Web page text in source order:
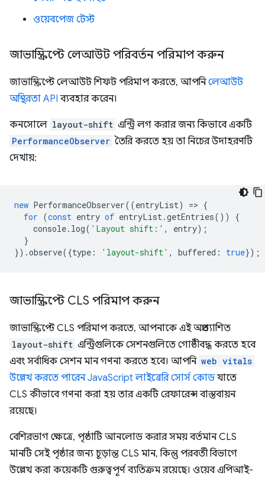
ওয়েবপেজ টেস্ট
জাভাস্ক্রিপ্টে লেআউট পরিবর্তন পরিমাপ করুন
জাভাস্ক্রিপ্টে লেআউট শিফট পরিমাপ করতে, আপনিলেআউট
অস্থিরতা API ব্যবহার করেন।
কনসোলে layout-shift এন্ট্রি লগ করার জন্য কিভাবে একটি
PerformanceObserver তৈরি করতে হয় তা নিচের উদাহরণটি
দেখায়:
new PerformanceObserver((entryList) => {
for (const entry of entryList.getEntries())
{
console. log( 'Layout shift:' , entry);
}
}).observe({type : 'layout-shift' , buffered : true});
জাভাস্ক্রিপ্টে CLS পরিমাপ করুন
জাভাস্ক্রিপ্টে CLS পরিমাপ করতে, আপনাকে এই অপ্রত্যাশিত
layout-shift এন্ট্রিগুলিকে সেশনগুলিতে গোষ্ঠীবদ্ধ করতে হবে
এবং সর্বাধিক সেশন মান গণনা করতে হবে। আপনি web vitals
উল্লেখ করতে পারেন JavaScript লাইব্রেরি সোর্স কোডযাতে
CLS কীভাবে গণনা করা হয় তার একটি রেফারেন্স বাস্তবায়ন
রয়েছে।
বেশিরভাগ ক্ষেত্রে, পৃষ্ঠাটি আনলোড করার সময় বর্তমান CLS
মানটি সেই পৃষ্ঠার জন্য চূড়ান্ত CLS মান, কিন্তু পরবর্তী বিভাগে
উল্লেখ করা কয়েকটি গুরুত্বপূর্ণ ব্যতিক্রম রয়েছে। ওয়েব এপিআই-